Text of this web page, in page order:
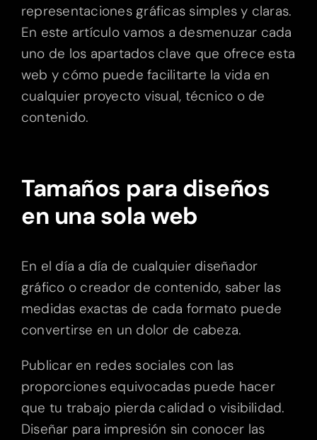
representaciones gráficas simples y claras.
En este artículo vamos a desmenuzar cada
uno de los apartados clave que ofrece esta
web y cómo puede facilitarte la vida en
cualquier proyecto visual, técnico o de
contenido.
Tamaños para diseños
en una sola web
En el día a día de cualquier diseñador
gráfico o creador de contenido, saber las
medidas exactas de cada formato puede
convertirse en un dolor de cabeza.
Publicar en redes sociales con las
proporciones equivocadas puede hacer
que tu trabajo pierda calidad o visibilidad.
Diseñar para impresión sin conocer las